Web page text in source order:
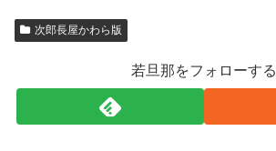
次郎長屋かわら版
若旦那をフォローする